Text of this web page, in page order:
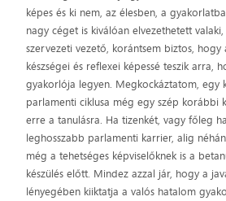
képes és ki nem, az élesben, a
nagy céget is kiválóan elvezethetett
szervezeti vezető, korántsem biztos,
készségei és reflexei képessé teszik arra,
gyakorlója legyen. Megkockáztatom, egy
parlamenti ciklusa még egy szép korábbi
erre a tanulásra. Ha tizenkét, vagy főleg
leghosszabb parlamenti karrier, alig
még a tehetséges képviselőknek is a
készülés előtt. Mindez azzal jár, hogy a
lényegében kiiktatja a valós hatalom